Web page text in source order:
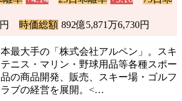
円 時価総額 892億5,871万6,730円
最大手の「株式会社アルペン」。スキ
ニス・マリン・野球用品等各種スポー
の商品開発、販売、スキー場・ゴルフ
ブの経営を展開。<…